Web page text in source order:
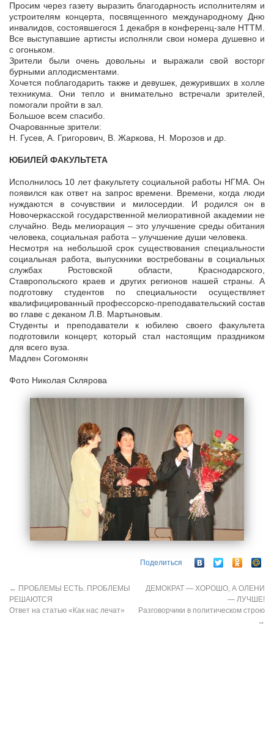
Просим через газету выразить благодарность исполнителям и
устроителям концерта, посвященного международному Дню
инвалидов, состоявшегося 1 декабря в конференц-зале НТТМ.
Все выступавшие артисты исполняли свои номера душевно и
с огоньком.
Зрители были очень довольны и выражали свой восторг
бурными аплодисментами.
Хочется поблагодарить также и девушек, дежуривших в холле
техникума. Они тепло и внимательно встречали зрителей,
помогали пройти в зал.
Большое всем спасибо.
Очарованные зрители:
Н. Гусев, А. Григорович, В. Жаркова, Н. Морозов и др.
ЮБИЛЕЙ ФАКУЛЬТЕТА
Исполнилось 10 лет факультету социальной работы НГМА. Он
появился как ответ на запрос времени. Времени, когда люди
нуждаются в сочувствии и милосердии. И родился он в
Новочеркасской государственной мелиоративной академии не
случайно. Ведь мелиорация – это улучшение среды обитания
человека, социальная работа – улучшение души человека.
Несмотря на небольшой срок существования специальности
социальная работа, выпускники востребованы в социальных
службах Ростовской области, Краснодарского,
Ставропольского краев и других регионов нашей страны. А
подготовку студентов по специальности осуществляет
квалифицированный профессорско-преподавательский состав
во главе с деканом Л.В. Мартыновым.
Студенты и преподаватели к юбилею своего факультета
подготовили концерт, который стал настоящим праздником
для всего вуза.
Мадлен Согомонян
Фото Николая Склярова
Поделиться
← ПРОБЛЕМЫ ЕСТЬ. ПРОБЛЕМЫ
РЕШАЮТСЯ
Ответ на статью «Как нас лечат»
ДЕМОКРАТ — ХОРОШО, А ОЛЕНИ
— ЛУЧШЕ!
Разговорчики в политическом строю
→